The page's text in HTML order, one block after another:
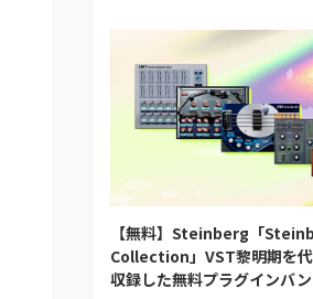
【無料】Steinberg「
Collection」VST黎明期を
収録した無料プラグインバ